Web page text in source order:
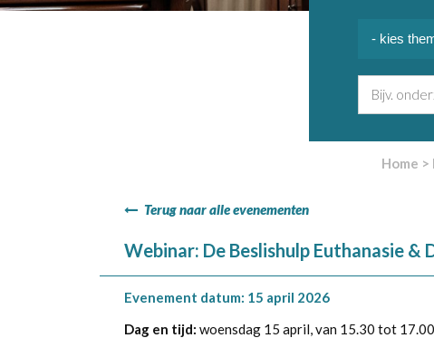
Home >
Terug naar alle evenementen
Webinar: De Beslishulp Euthanasie &
Evenement datum: 15 april 2026
Dag en tijd: woensdag 15 april, van 15.30 tot